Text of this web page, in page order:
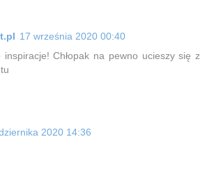
17 września 2020 00:40
inspiracje! Chłopak na pewno ucieszy się z
2020 14:36